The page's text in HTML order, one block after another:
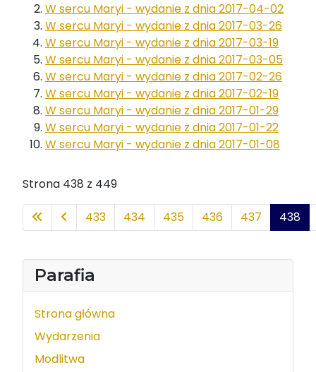
Parafia
Strona główna
Wydarzenia
Modlitwa
W sercu Maryi - wydanie z dnia 2017-04-02
W sercu Maryi - wydanie z dnia 2017-03-26
W sercu Maryi - wydanie z dnia 2017-03-19
W sercu Maryi - wydanie z dnia 2017-03-05
W sercu Maryi - wydanie z dnia 2017-02-26
W sercu Maryi - wydanie z dnia 2017-02-19
W sercu Maryi - wydanie z dnia 2017-01-29
W sercu Maryi - wydanie z dnia 2017-01-22
W sercu Maryi - wydanie z dnia 2017-01-08
Strona 438 z 449
433 434 435 436 437 438